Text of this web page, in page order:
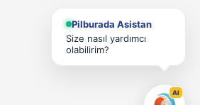
Pilburada Asistan
Size nasıl yardımcı
olabilirim?
AI